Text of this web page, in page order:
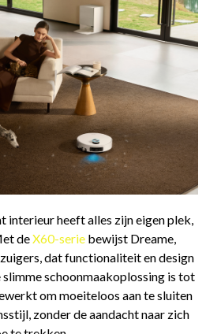
interieur heeft alles zijn eigen plek,
deX60-serie bewijst Dreame,
dat functionaliteit en design
schoonmaakoplossing is tot
om moeiteloos aan te sluiten
zonder de aandacht naar zich